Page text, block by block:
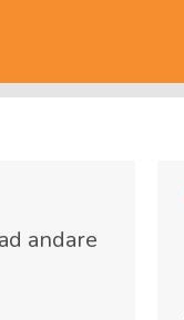
andare